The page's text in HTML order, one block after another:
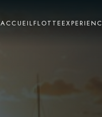
ACCUEILFLOTTE